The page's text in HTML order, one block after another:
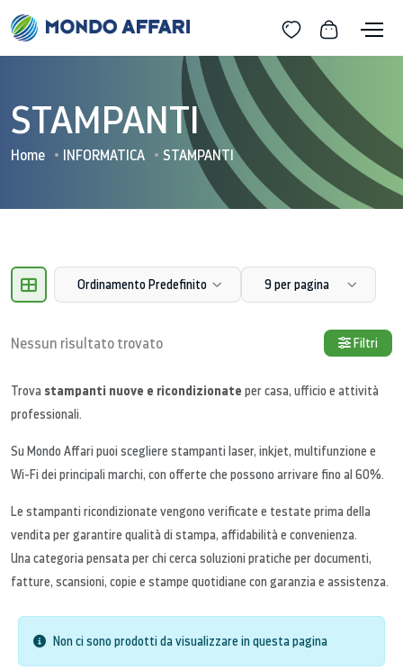
STAMPANTI
Home INFORMATICA STAMPANTI
Ordinamento Predefinito 9 per pagina
Nessun risultato trovato Filtri
Trova stampanti nuove e ricondizionate per casa, ufficio e attività
professionali.
Su Mondo Affari puoi scegliere stampanti laser, inkjet, multifunzione e
Wi-Fi dei principali marchi, con offerte che possono arrivare fino al 60%.
Le stampanti ricondizionate vengono verificate e testate prima della
vendita per garantire qualità di stampa, affidabilità e convenienza.
Una categoria pensata per chi cerca soluzioni pratiche per documenti,
fatture, scansioni, copie e stampe quotidiane con garanzia e assistenza.
Non ci sono prodotti da visualizzare in questa pagina